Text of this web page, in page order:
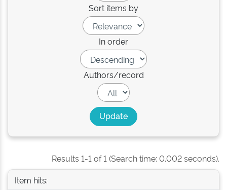
Sort items by
In order
Authors/record
Results 1-1 of 1 (Search time: 0.002 seconds).
Item hits: